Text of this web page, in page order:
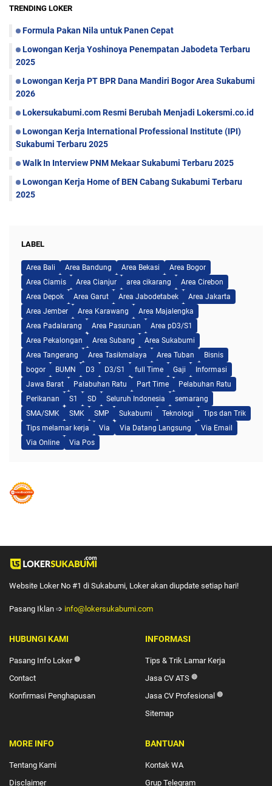
TRENDING LOKER
Formula Pakan Nila untuk Panen Cepat
Lowongan Kerja Yoshinoya Penempatan Jabodeta Terbaru
2025
Lowongan Kerja PT BPR Dana Mandiri Bogor Area Sukabumi
2026
Lokersukabumi.com Resmi Berubah Menjadi Lokersmi.co.id
Lowongan Kerja International Professional Institute (IPI)
Sukabumi Terbaru 2025
Walk In Interview PNM Mekaar Sukabumi Terbaru 2025
Lowongan Kerja Home of BEN Cabang Sukabumi Terbaru
2025
LABEL
Area Bali Area Bandung Area Bekasi
Area Bogor
Area Ciamis
Area Cianjur area cikarang
Area Cirebon
Area Depok
Area Garut Area Jabodetabek
Area Jakarta
Area Jember
Area Karawang
Area Majalengka
Area Padalarang
Area Pasuruan
Area pD3/S1
Area Pekalongan
Area Subang
Area Sukabumi
Area Tangerang
Area Tasikmalaya Area Tuban
Bisnis
bogor
BUMN D3 D3/S1 full Time Gaji
Informasi
Jawa Barat
Palabuhan Ratu Part Time
Pelabuhan Ratu
Perikanan
S1 SD Seluruh Indonesia
semarang
SMA/SMK
SMK SMP Sukabumi Teknologi
Tips dan Trik
Tips melamar kerja
Via Via Datang Langsung
Via Email
Via Online
Via Pos
Website Loker No #1 di Sukabumi, Loker akan diupdate setiap hari!
Pasang Iklan ➩ info@lokersukabumi.com
HUBUNGI KAMI
Pasang Info Loker🔴
Contact
Konfirmasi Penghapusan
INFORMASI
Tips & Trik Lamar Kerja
Jasa CV ATS 🔴
Jasa CV Profesional 🔴
Sitemap
MORE INFO
Tentang Kami
Disclaimer
BANTUAN
Kontak WA
Grup Telegram